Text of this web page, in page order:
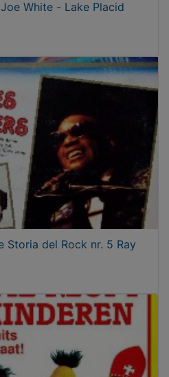
White - Lake Placid
Storia del Rock nr. 5 Ray